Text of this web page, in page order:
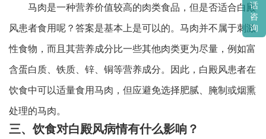
马肉是一种营养价值较高的肉类食品，但是否适合白殿
风患者食用呢？答案是基本上是可以的。马肉并不属于刺激
性食物，而且其营养成分比一些其他肉类更为尽量，例如富
含蛋白质、铁质、锌、铜等营养成分。因此，白殿风患者在
饮食中可以适量食用马肉，但应避免选择肥腻、腌制或烟熏
处理的马肉。
三、饮食对白殿风病情有什么影响？
话
咨
询